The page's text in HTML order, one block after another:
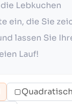
Quadratisch